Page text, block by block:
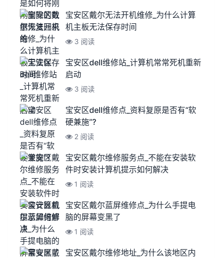
宝安区戴尔无法开机维修_为什么计算
机主板无法保存时间
3 阅读
宝安区dell维修站_计算机常常死机重新
启动
3 阅读
宝安区dell维修点_资料复原是否有“软
硬兼施”?
2 阅读
宝安区戴尔维修服务点_不能在安装软
件时安装计算机提示如何解决
1 阅读
宝安区戴尔蓝屏维修点_为什么手提电
脑的屏幕变黑了
1 阅读
宝安区戴尔维修地址_为什么该地区内